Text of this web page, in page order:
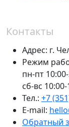
Контакты
Адрес: г.
Режим
пн-пт
сб-вс
Тел.: +7
E-mail:
Обратный